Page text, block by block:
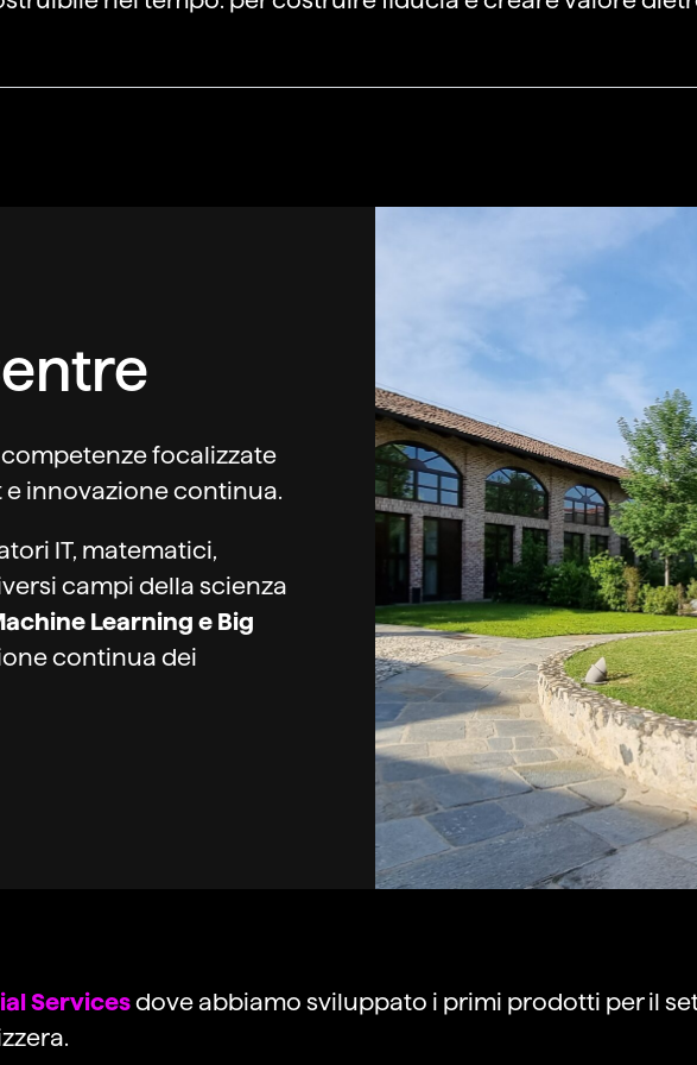
focalizzate
innovazione continua.
IT, matematici,
campi della scienza
Learning e Big
continua dei
Servicesdove abbiamo sviluppato i primi prodotti per il